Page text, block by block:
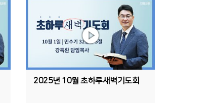
2025년 10월 초하루새벽기도회